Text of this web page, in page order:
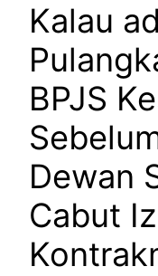
Kalau
BPJS
Dewan
Cabut